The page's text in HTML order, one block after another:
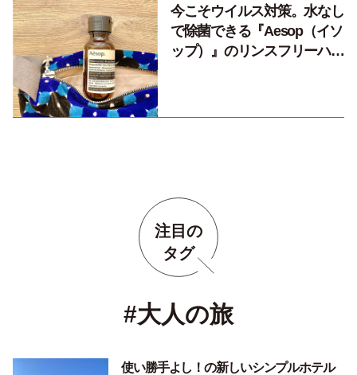
今こそウイルス対策。水なし
で除菌できる『Aesop（イソ
ップ）』のリンスフリーハン
注目の
タグ
#大人の旅
使い勝手よし！の新しいシンプルホテル